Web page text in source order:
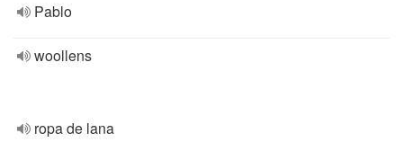
Pablo
woollens
ropa de lana